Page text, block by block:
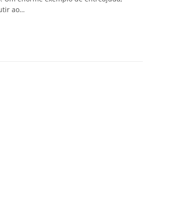
ao…